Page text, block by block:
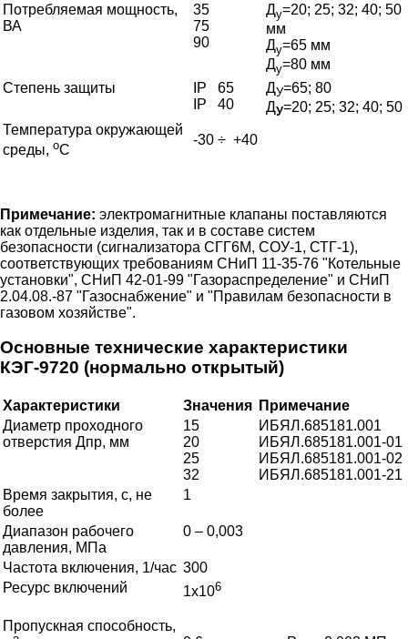
Потребляемая мощность,
ВА
35
75
90
Ду=20; 25; 32; 40; 50
мм
Ду=65 мм
Ду=80 мм
Степень защиты
IP 65
IP 40
ДУ=65; 80
ДУ=20; 25; 32; 40; 50
Температура окружающей
среды, оС
-30 ÷ +40
Примечание: электромагнитные клапаны поставляются
как отдельные изделия, так и в составе систем
безопасности (сигнализатора СГГ6М, СОУ-1, СТГ-1),
соответствующих требованиям СНиП 11-35-76 "Котельные
установки", СНиП 42-01-99 "Газораспределение" и СНиП
2.04.08.-87 "Газоснабжение" и "Правилам безопасности в
газовом хозяйстве".
Основные технические характеристики
КЭГ-9720 (нормально открытый)
Характеристики Значения Примечание
Диаметр проходного
отверстия Дпр, мм
15
20
25
32
ИБЯЛ.685181.001
ИБЯЛ.685181.001-01
ИБЯЛ.685181.001-02
ИБЯЛ.685181.001-21
Время закрытия, с, не
более
1
Диапазон рабочего
давления, МПа
0 – 0,003
Частота включения, 1/час 300
Ресурс включений
1х106
Пропускная способность,